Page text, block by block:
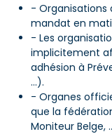
- Organisations
mandat en
- Les
implicitement
adhésion à
…).
- Organes
que la
Moniteur Belge,